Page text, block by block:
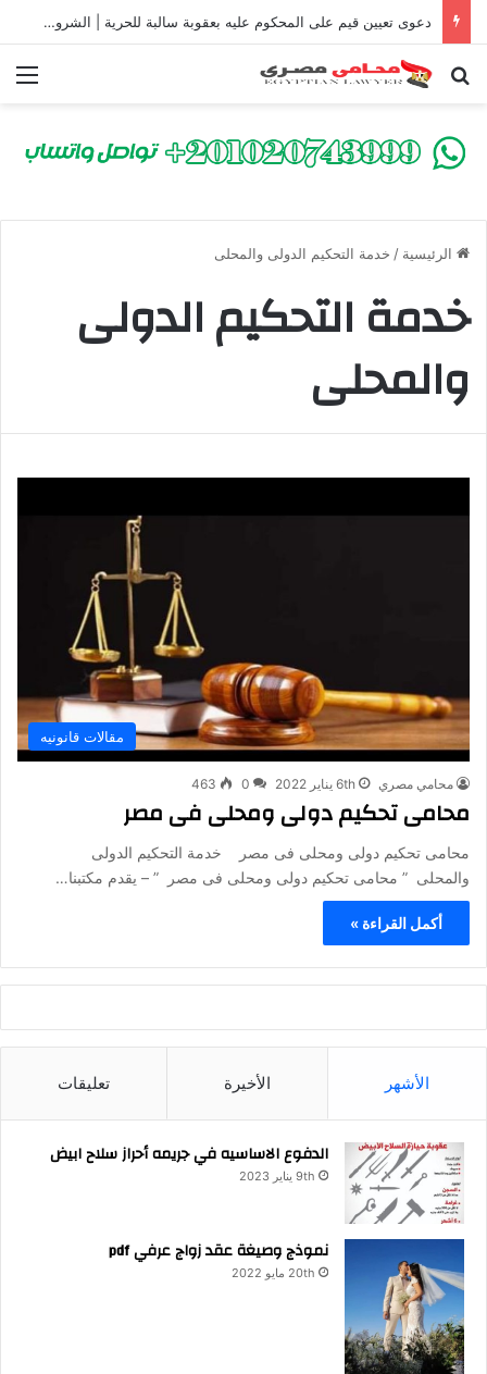
دعوى تعيين قيم على المحكوم عليه بعقوبة سالبة للحرية | الشروط والصيغة القانونية
بحث عن
الرئيسية / خدمة التحكيم الدولى والمحلى
خدمة التحكيم الدولى
والمحلى
مقالات قانونيه
محامي مصري 6th يناير 2022 0
463
محامى تحكيم دولى ومحلى فى مصر
محامى تحكيم دولى ومحلى فى مصر خدمة التحكيم الدولى
والمحلى ” محامى تحكيم دولى ومحلى فى مصر ” – يقدم مكتبنا…
أكمل القراءة »
الأشهر الأخيرة تعليقات
الدفوع الاساسيه في جريمه أحراز سلاح ابيض
9th يناير 2023
نموذج وصيغة عقد زواج عرفي pdf
20th مايو 2022